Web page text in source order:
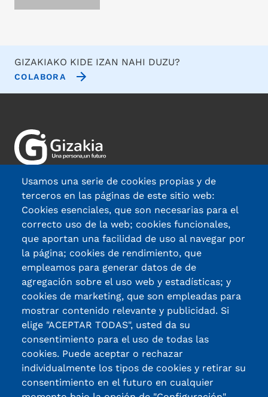
Usamos una serie de cookies propias y de
terceros en las páginas de este sitio web:
Cookies esenciales, que son necesarias para el
correcto uso de la web; cookies funcionales,
que aportan una facilidad de uso al navegar por
la página; cookies de rendimiento, que
empleamos para generar datos de de
agregación sobre el uso web y estadísticas; y
cookies de marketing, que son empleadas para
mostrar contenido relevante y publicidad. Si
elige "ACEPTAR TODAS", usted da su
consentimiento para el uso de todas las
cookies. Puede aceptar o rechazar
individualmente los tipos de cookies y retirar su
consentimiento en el futuro en cualquier
GIZAKIAKO KIDE IZAN NAHI DUZU?
COLABORA
Madariaga Etorb. 63, 48014, Bilbo
944 471 033
fundacion@gizakia.org
Gure egoitzak
Jardun-arloak
Gizakia Fundazioa
Kontatuko dizugu